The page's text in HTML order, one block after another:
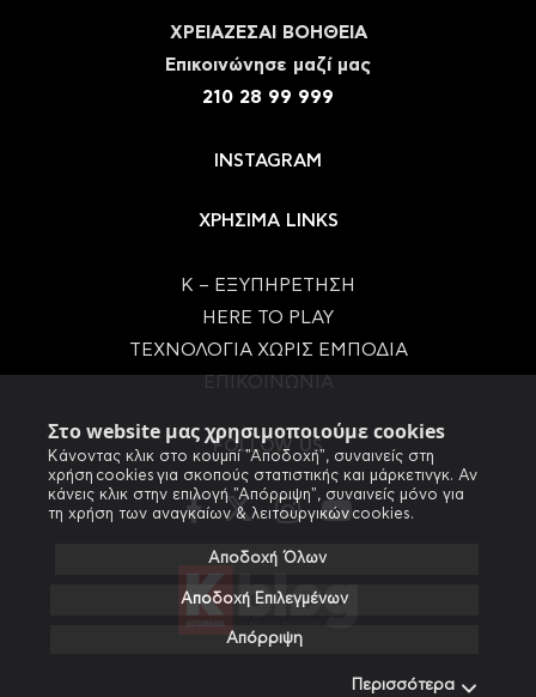
Στο website μας χρησιμοποιούμε cookies
Κάνοντας κλικ στο κουμπί "Αποδοχή", συναινείς στη
χρήση cookies για σκοπούς στατιστικής και μάρκετινγκ. Αν
κάνεις κλικ στην επιλογή "Απόρριψη", συναινείς μόνο για
τη χρήση των αναγκαίων & λειτουργικών cookies.
Αποδοχή Όλων
Αποδοχή Επιλεγμένων
Απόρριψη
Περισσότερα
ΧΡΕΙΑΖΕΣΑΙ ΒΟΗΘΕΙΑ
Eπικοινώνησε μαζί μας
210 28 99 999
INSTAGRAM
ΧΡΗΣΙΜΑ LINKS
Κ – ΕΞΥΠΗΡΕΤΗΣΗ
HERE TO PLAY
ΤΕΧΝΟΛΟΓΙΑ ΧΩΡΙΣ ΕΜΠΟΔΙΑ
FOLLOW US